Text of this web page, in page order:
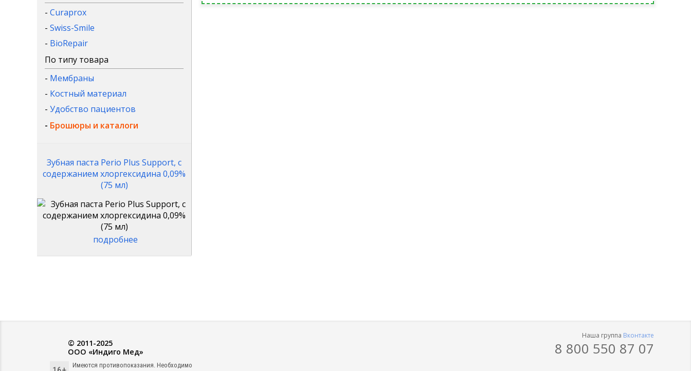
- Curaprox
- Swiss-Smile
- BioRepair
По типу товара
- Мембраны
- Костный материал
- Удобство пациентов
- Брошюры и каталоги
Зубная паста Perio Plus Support, с
содержанием хлоргексидина 0,09%
(75 мл)
подробнее
Наша группа Вконтакте
8 800 550 87 07
© 2011-2025
ООО «Индиго Мед»
Имеются противопоказания. Необходимо